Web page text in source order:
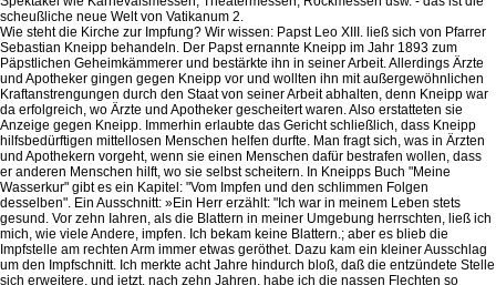
scheußliche neue Welt von Vatikanum 2.
Wie steht die Kirche zur Impfung? Wir wissen: Papst Leo XIII. ließ sich von Pfarrer
Sebastian Kneipp behandeln. Der Papst ernannte Kneipp im Jahr 1893 zum
Päpstlichen Geheimkämmerer und bestärkte ihn in seiner Arbeit. Allerdings Ärzte
und Apotheker gingen gegen Kneipp vor und wollten ihn mit außergewöhnlichen
Kraftanstrengungen durch den Staat von seiner Arbeit abhalten, denn Kneipp war
da erfolgreich, wo Ärzte und Apotheker gescheitert waren. Also erstatteten sie
Anzeige gegen Kneipp. Immerhin erlaubte das Gericht schließlich, dass Kneipp
hilfsbedürftigen mittellosen Menschen helfen durfte. Man fragt sich, was in Ärzten
und Apothekern vorgeht, wenn sie einen Menschen dafür bestrafen wollen, dass
er anderen Menschen hilft, wo sie selbst scheitern. In Kneipps Buch "Meine
Wasserkur" gibt es ein Kapitel: "Vom Impfen und den schlimmen Folgen
desselben". Ein Ausschnitt: »Ein Herr erzählt: "Ich war in meinem Leben stets
gesund. Vor zehn Iahren, als die Blattern in meiner Umgebung herrschten, ließ ich
mich, wie viele Andere, impfen. Ich bekam keine Blattern.; aber es blieb die
Impfstelle am rechten Arm immer etwas geröthet. Dazu kam ein kleiner Ausschlag
um den Impfschnitt. Ich merkte acht Jahre hindurch bloß, daß die entzündete Stelle
sich erweitere, und jetzt, nach zehn Jahren, habe ich die nassen Flechten so